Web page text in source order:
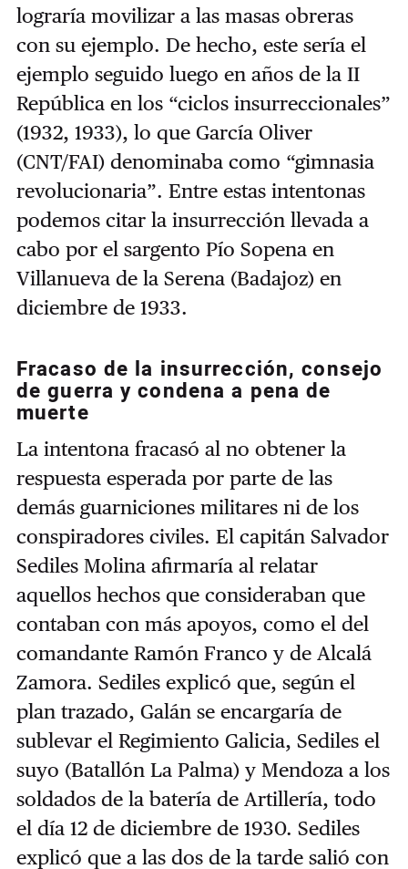
lograría movilizar a las masas obreras
con su ejemplo. De hecho, este sería el
ejemplo seguido luego en años de la II
República en los “ciclos insurreccionales”
(1932, 1933), lo que García Oliver
(CNT/FAI) denominaba como “gimnasia
revolucionaria”. Entre estas intentonas
podemos citar la insurrección llevada a
cabo por el sargento Pío Sopena en
Villanueva de la Serena (Badajoz) en
diciembre de 1933.
Fracaso de la insurrección, consejo
de guerra y condena a pena de
muerte
La intentona fracasó al no obtener la
respuesta esperada por parte de las
demás guarniciones militares ni de los
conspiradores civiles. El capitán Salvador
Sediles Molina afirmaría al relatar
aquellos hechos que consideraban que
contaban con más apoyos, como el del
comandante Ramón Franco y de Alcalá
Zamora. Sediles explicó que, según el
plan trazado, Galán se encargaría de
sublevar el Regimiento Galicia, Sediles el
suyo (Batallón La Palma) y Mendoza a los
soldados de la batería de Artillería, todo
el día 12 de diciembre de 1930. Sediles
explicó que a las dos de la tarde salió con